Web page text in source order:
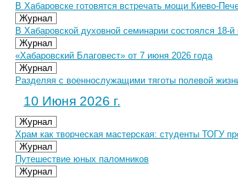
В Хабаровске готовятся встречать мощи Киево-
Журнал
В Хабаровской духовной семинарии состоялся 18-
Журнал
«Хабаровский Благовест» от 7 июня 2026 года
Журнал
Разделяя с военнослужащими тяготы полевой
10 Июня 2026 г.
Журнал
Храм как творческая мастерская: студенты ТОГУ
Журнал
Путешествие юных паломников
Журнал